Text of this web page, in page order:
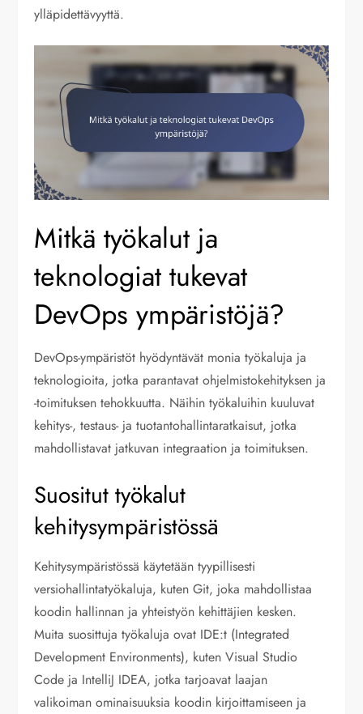
ylläpidettävyyttä.
Mitkä työkalut ja
teknologiat tukevat
DevOps ympäristöjä?
DevOps-ympäristöt hyödyntävät monia työkaluja ja
teknologioita, jotka parantavat ohjelmistokehityksen ja
-toimituksen tehokkuutta. Näihin työkaluihin kuuluvat
kehitys-, testaus- ja tuotantohallintaratkaisut, jotka
mahdollistavat jatkuvan integraation ja toimituksen.
Suositut työkalut
kehitysympäristössä
Kehitysympäristössä käytetään tyypillisesti
versiohallintatyökaluja, kuten Git, joka mahdollistaa
koodin hallinnan ja yhteistyön kehittäjien kesken.
Muita suosittuja työkaluja ovat IDE:t (Integrated
Development Environments), kuten Visual Studio
Code ja IntelliJ IDEA, jotka tarjoavat laajan
valikoiman ominaisuuksia koodin kirjoittamiseen ja